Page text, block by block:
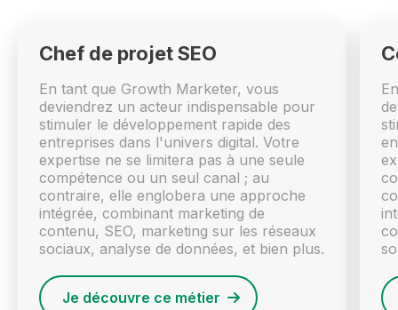
Chef de projet SEO
En tant que Growth Marketer, vous
deviendrez un acteur indispensable pour
stimuler le développement rapide des
entreprises dans l'univers digital. Votre
expertise ne se limitera pas à une seule
compétence ou un seul canal ; au
contraire, elle englobera une approche
intégrée, combinant marketing de
contenu, SEO, marketing sur les réseaux
sociaux, analyse de données, et bien plus.
Je découvre ce métier